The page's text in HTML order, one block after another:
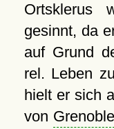
Ortsklerus
gesinnt, da
auf Grund
rel. Leben
hielt er sich
von Grenoble